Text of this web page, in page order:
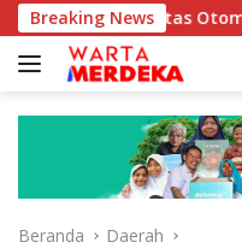
Langsung
ke
konten
Breaking News
Otomotif Perkuat
Beranda Daerah